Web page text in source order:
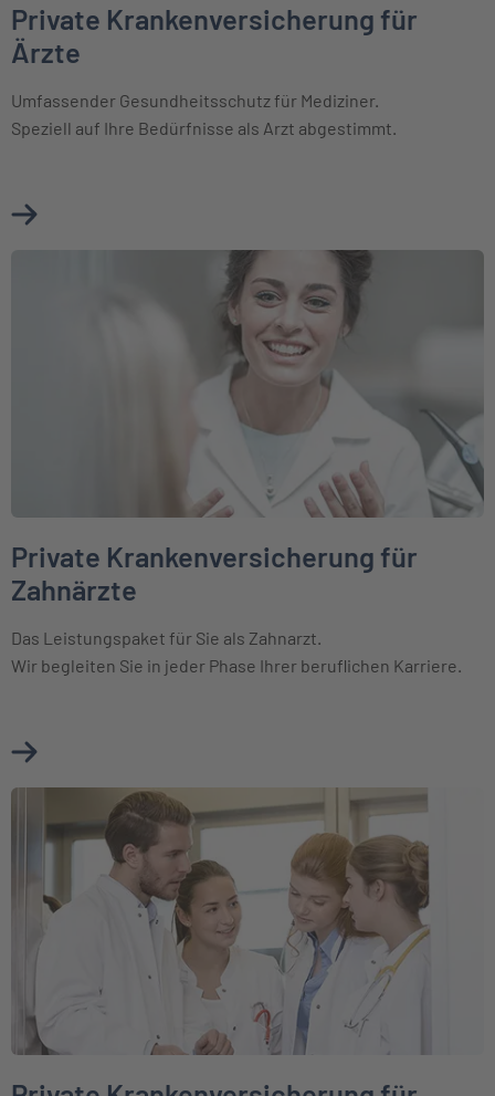
Private Krankenversicherung für
Ärzte
Umfassender Gesundheitsschutz für Mediziner.
Speziell auf Ihre Bedürfnisse als Arzt abgestimmt.
Mehr über Private Krankenversicherung für Ärzte erfahren
Weiter zu Private Krankenversicherung für Zahnärzte
Private Krankenversicherung für
Zahnärzte
Das Leistungspaket für Sie als Zahnarzt.
Wir begleiten Sie in jeder Phase Ihrer beruflichen Karriere.
Mehr über Private Krankenversicherung für Zahnärzte
Weiter zu Private Krankenversicherung für Mediziner in der